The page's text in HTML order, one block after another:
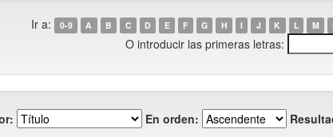
Ir a: 0-9 A B C D E F G H I J K L M
O introducir las primeras letras:
En orden: